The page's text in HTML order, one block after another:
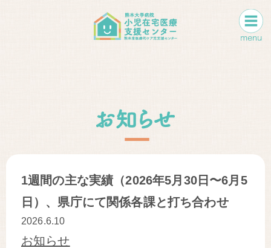
1週間の主な実績（2026年5月30日〜6月5
日）、県庁にて関係各課と打ち合わせ
2026.6.10
お知らせ